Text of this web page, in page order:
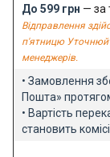
До 599 грн — за
Відправлення
п'ятницю
менеджерів.
• Замовлення
Пошта»
• Вартість
становить